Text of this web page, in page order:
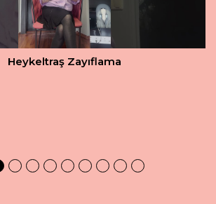
Heykeltraş Zayıflama